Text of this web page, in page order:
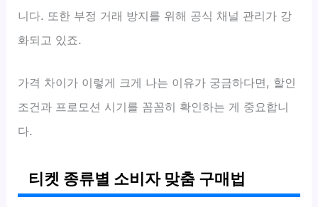
니다. 또한 부정 거래 방지를 위해 공식 채널 관리가 강
화되고 있죠.
가격 차이가 이렇게 크게 나는 이유가 궁금하다면, 할인
조건과 프로모션 시기를 꼼꼼히 확인하는 게 중요합니
다.
티켓 종류별 소비자 맞춤 구매법